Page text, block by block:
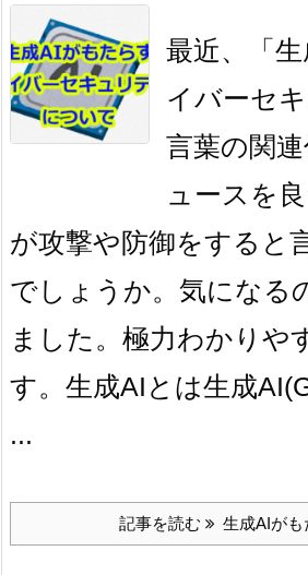
最近、「
イバーセ
言葉の関
ュースを
が攻撃や防御をすると
でしょうか。気になる
ました。極力わかりや
す。生成AIとは生成
...
記事を読む 生成AIがも